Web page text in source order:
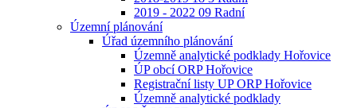
2019 - 2022 09 Radní
Územní plánování
Úřad územního plánování
Územně analytické podklady Hořovice
ÚP obcí ORP Hořovice
Registrační listy UP ORP Hořovice
Územně analytické podklady